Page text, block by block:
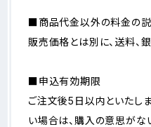
■商品代金以外の料金の
販売価格とは別に、送料、
■申込有効期限
ご注文後5日以内といたし
い場合は、購入の意思がな